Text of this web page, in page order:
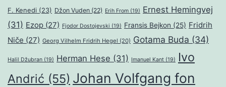
F. Kenedi (23) Džon Vuden (22) Erih From (19) Ernest Hemingvej
(31) Ezop (27) Fjodor Dostojevski (19) Fransis Bejkon (25) Fridrih
Niče (27) Georg Vilhelm Fridrih Hegel (20) Gotama Buda (34)
Halil Džubran (19) Herman Hese (31) Imanuel Kant (19)
Ivo
Andrić (55) Johan Volfgang fon